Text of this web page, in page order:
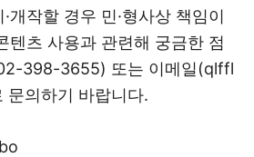
·개작할 경우 민·형사상 책임이
텐츠 사용과 관련해 궁금한 점
398-3655) 또는 이메일(qlffl
의하기 바랍니다.